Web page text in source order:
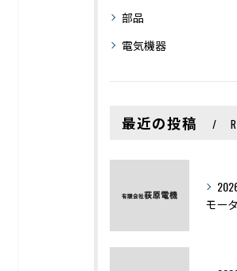
部品
電気機器
最近の投稿